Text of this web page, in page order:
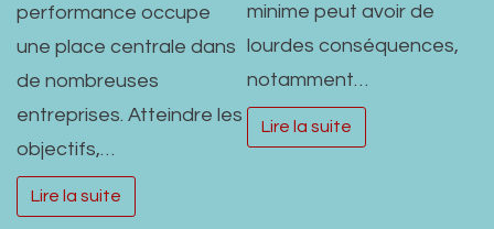
performance occupe
une place centrale dans
de nombreuses
entreprises. Atteindre les
objectifs,…
Lire la suite
minime peut avoir de
lourdes conséquences,
notamment…
Lire la suite